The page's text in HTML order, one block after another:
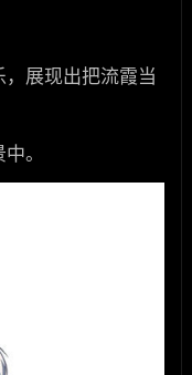
展现出把流霞当
。